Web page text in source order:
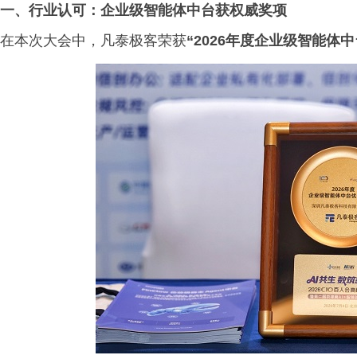
一、行业认可：企业级智能体中台获权威奖项
在本次大会中，凡泰极客荣获“2026年度企业级智能体